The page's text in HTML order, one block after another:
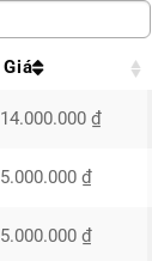
Giá
14.000.000 ₫
5.000.000 ₫
5.000.000 ₫